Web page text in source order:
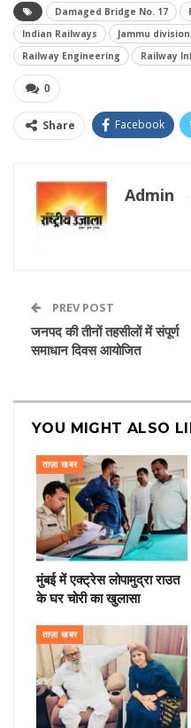
Damaged Bridge No. 17
Indian Railways
Jammu division
Railway Engineering
Railway
0
Share Facebook
Admin
PREV POST
जनपद की तीनों तहसीलों में संपूर्ण
समाधान दिवस आयोजित
YOU MIGHT ALSO
ताज़ा खबर
मुंबई में एक्ट्रेस लोपामुद्रा राउत
के घर चोरी का खुलासा
ताज़ा खबर